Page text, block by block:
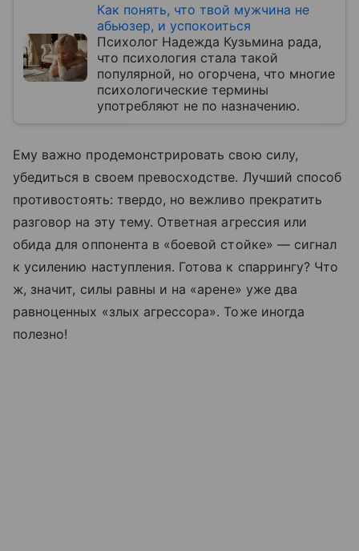
Как понять, что твой мужчина не
абьюзер, и успокоиться
Психолог Надежда Кузьмина рада,
что психология стала такой
популярной, но огорчена, что многие
психологические термины
употребляют не по назначению.
Ему важно продемонстрировать свою силу,
убедиться в своем превосходстве. Лучший способ
противостоять: твердо, но вежливо прекратить
разговор на эту тему. Ответная агрессия или
обида для оппонента в «боевой стойке» — сигнал
к усилению наступления. Готова к спаррингу? Что
ж, значит, силы равны и на «арене» уже два
равноценных «злых агрессора». Тоже иногда
полезно!